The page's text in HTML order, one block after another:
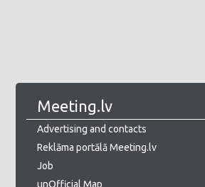
Meeting.lv
Advertising and contacts
Reklāma portālā Meeting.lv
Job
unOfficial Map